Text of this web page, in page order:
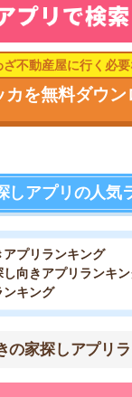
カを無料ダウン
しアプリの人気
アプリランキング
し向きアプリランキ
ンキング
の家探しアプリ